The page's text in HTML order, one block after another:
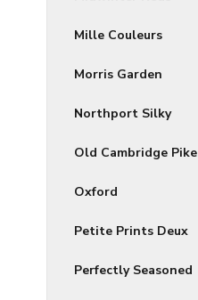
Mille Couleurs
Morris Garden
Northport Silky
Old Cambridge Pike
Oxford
Petite Prints Deux
Perfectly Seasoned